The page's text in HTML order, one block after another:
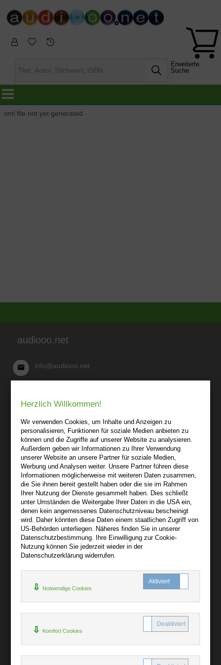
Erweiterte
Suche
xml file not yet generated
audiooo.net
info@audiooo.net
03 41-25 69 27 20
audiooo.net
Lindenthaler Straße 15
04155 Leipzig
Wir sind gerne für Sie persönlich da.
Über audiooo.net
AGB
Impressum
Widerruf
Datenschutz
Bibliotheksrabatt
MARC21-Datenimport
Herzlich Willkommen!
Wir verwenden Cookies, um Inhalte und Anzeigen zu
personalisieren, Funktionen für soziale Medien anbieten zu
können und die Zugriffe auf unserer Website zu analysieren.
Außerdem geben wir Informationen zu Ihrer Verwendung
unserer Website an unsere Partner für soziale Medien,
Werbung und Analysen weiter. Unsere Partner führen diese
Informationen möglicherweise mit weiteren Daten zusammen,
die Sie ihnen bereit gestellt haben oder die sie im Rahmen
Ihrer Nutzung der Dienste gesammelt haben. Dies schließt
unter Umständen die Weitergabe Ihrer Daten in die USA ein,
denen kein angemessenes Datenschutzniveau bescheinigt
wird. Daher könnten diese Daten einem staatlichen Zugriff von
US-Behörden unterliegen. Näheres finden Sie in unserer
Datenschutzbestimmung. Ihre Einwilligung zur Cookie-
Nutzung können Sie jederzeit wieder in der
Datenschutzerklärung widerrufen.
Notwendige Cookies
Komfort Cookies